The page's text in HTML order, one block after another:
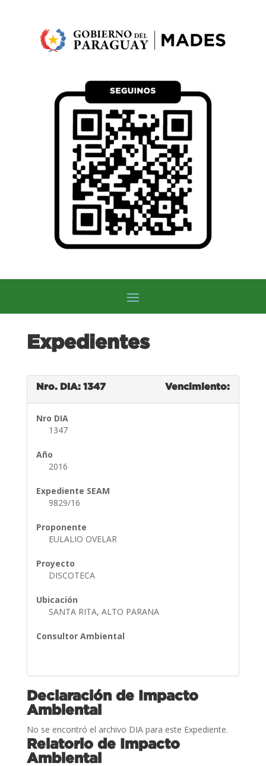
Expedientes
Nro. DIA: 1347 Vencimiento:
Nro DIA
1347
Año
2016
Expediente SEAM
9829/16
Proponente
EULALIO OVELAR
Proyecto
DISCOTECA
Ubicación
SANTA RITA, ALTO PARANA
Consultor Ambiental
Declaración de Impacto
Ambiental
No se encontró el archivo DIA para este Expediente.
Relatorio de Impacto
Ambiental